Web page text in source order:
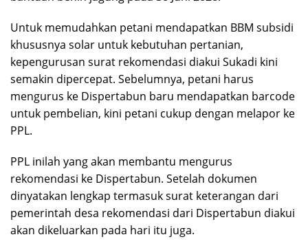
Untuk memudahkan petani mendapatkan BBM subsidi
khususnya solar untuk kebutuhan pertanian,
kepengurusan surat rekomendasi diakui Sukadi kini
semakin dipercepat. Sebelumnya, petani harus
mengurus ke Dispertabun baru mendapatkan barcode
untuk pembelian, kini petani cukup dengan melapor ke
PPL.
PPL inilah yang akan membantu mengurus
rekomendasi ke Dispertabun. Setelah dokumen
dinyatakan lengkap termasuk surat keterangan dari
pemerintah desa rekomendasi dari Dispertabun diakui
akan dikeluarkan pada hari itu juga.